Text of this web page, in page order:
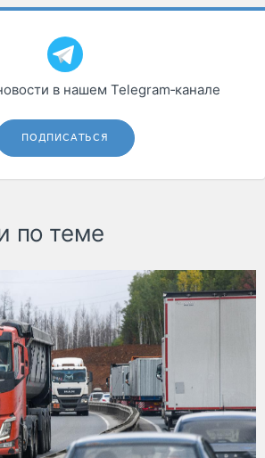
в нашем Telegram‑канале
ПОДПИСАТЬСЯ
по теме